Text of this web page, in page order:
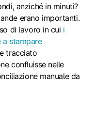
anziché in minuti?
erano importanti.
di lavoro in cui i
a stampare
tracciato
confluisse nelle
manuale da